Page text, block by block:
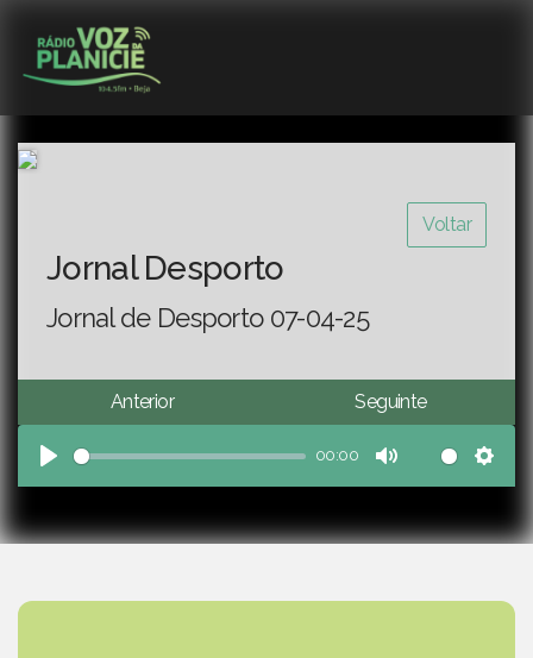
Voltar
Jornal Desporto
Jornal de Desporto 07-04-25
Anterior Seguinte
Play
00:00
Mute